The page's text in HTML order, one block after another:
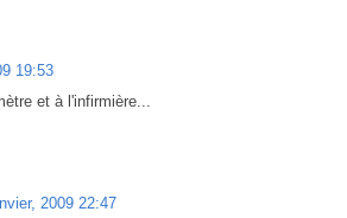
19:53
et à l'infirmière...
2009 22:47